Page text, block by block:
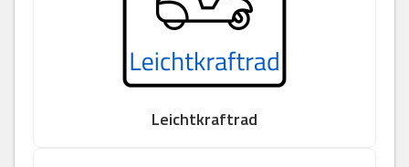
Leichtkraftrad